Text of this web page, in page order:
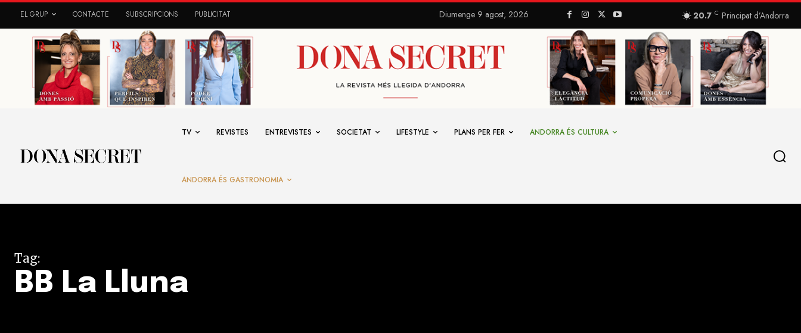
EL GRUP CONTACTE SUBSCRIPCIONS PUBLICITAT Diumenge 9 agost, 2026 20.7 C Principat d’Andorra
TV REVISTES ENTREVISTES SOCIETAT LIFESTYLE PLANS PER FER ANDORRA ÉS CULTURA
ANDORRA ÉS GASTRONOMIA
Tag:
BB La Lluna